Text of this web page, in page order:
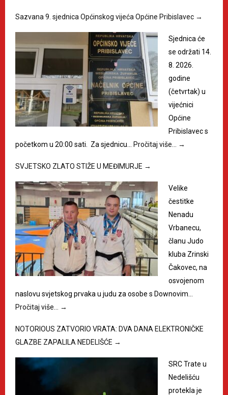
Sazvana 9. sjednica Općinskog vijeća Općine Pribislavec →
Sjednica će
se održati 14.
8. 2026.
godine
(četvrtak) u
vijećnici
Općine
Pribislavec s
početkom u 20:00 sati. Za sjednicu…
Pročitaj više… →
SVJETSKO ZLATO STIŽE U MEĐIMURJE →
Velike
čestitke
Nenadu
Vrbanecu,
članu Judo
kluba Zrinski
Čakovec, na
osvojenom
naslovu svjetskog prvaka u judu za osobe s Downovim…
Pročitaj više…
→
NOTORIOUS ZATVORIO VRATA: DVA DANA ELEKTRONIČKE
GLAZBE ZAPALILA NEDELIŠĆE →
SRC Trate u
Nedelišću
protekla je